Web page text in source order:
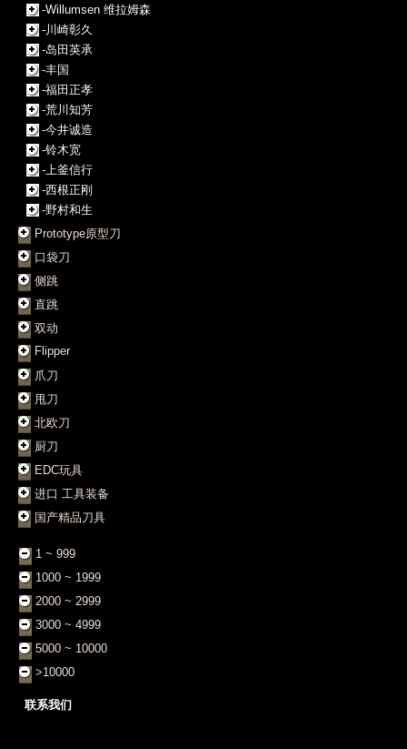
-Willumsen 维拉姆森
-川崎彰久
-岛田英承
-丰国
-福田正孝
-荒川知芳
-今井诚造
-铃木宽
-上釜信行
-西根正刚
-野村和生
Prototype原型刀
口袋刀
侧跳
直跳
双动
Flipper
爪刀
甩刀
北欧刀
厨刀
EDC玩具
进口 工具装备
国产精品刀具
1 ~ 999
1000 ~ 1999
2000 ~ 2999
3000 ~ 4999
5000 ~ 10000
>10000
联系我们